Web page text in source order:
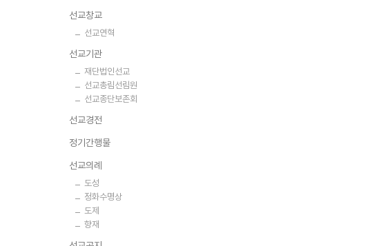
선교창교
선교연혁
선교기관
재단법인선교
선교총림선림원
선교종단보존회
선교경전
정기간행물
선교의례
도성
정화수명상
도제
향재